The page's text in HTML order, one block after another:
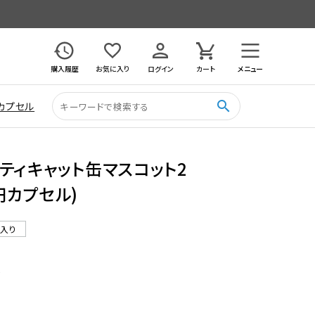
購入履歴 お気に入り ログイン カート メニュー
プセル search
ィキャット缶マスコット2
プセル)
り